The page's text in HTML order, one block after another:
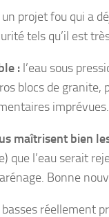
projet fou qui a
tels qu’il est
: l’eau sous
blocs de granite,
imprévues.
maîtrisent bien
que l’eau serait
Bonne
réellement